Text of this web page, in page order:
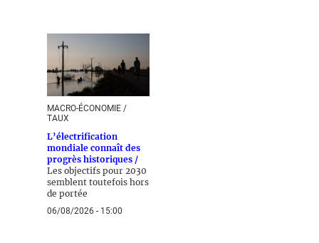
MACRO-ÉCONOMIE /
TAUX
L’électrification
mondiale connaît des
progrès historiques /
Les objectifs pour 2030
semblent toutefois hors
de portée
06/08/2026 - 15:00